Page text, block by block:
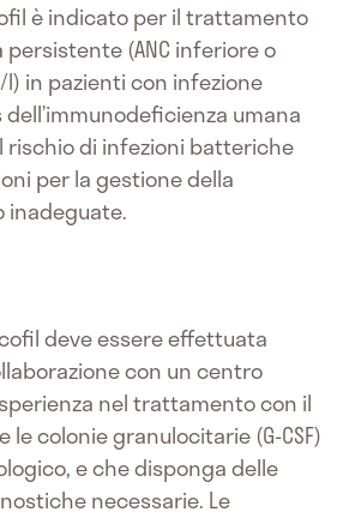
è indicato per il trattamento
(ANC inferiore o
/l) in pazienti con infezione
umana
rischio di infezioni batteriche
per la gestione della
inadeguate.
deve essere effettuata
con un centro
nel trattamento con il
colonie granulocitarie (G-CSF)
e che disponga delle
necessarie. Le